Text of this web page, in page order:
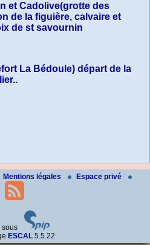
et Cadolive(grotte des
de la figuière, calvaire et
de st savournin
La Bédoule) départ de la
Mentions légales Espace privé
sous
ESCAL 5.5.22